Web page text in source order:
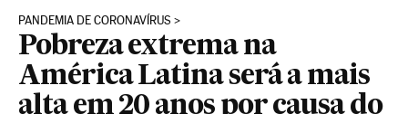
PANDEMIA DE CORONAVÍRUS
Pobreza extrema na
América Latina será a mais
alta em 20 anos por causa do